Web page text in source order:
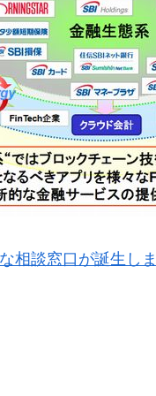
相談窓口が誕生し